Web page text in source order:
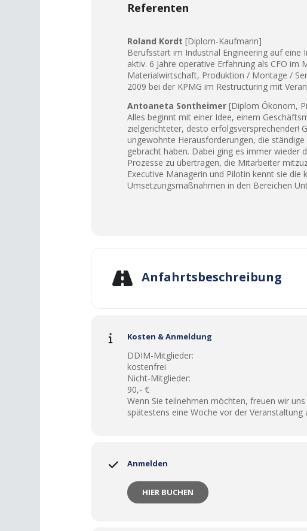
Referenten
Roland Kordt [Diplom-Kaufmann]
Berufsstart im Industrial Engineering auf
aktiv. 6 Jahre operative Erfahrung als CFO
Materialwirtschaft, Produktion / Montage /
2009 bei der KPMG im Restructuring mit
Antoaneta Sontheimer [Diplom Ökonom,
Alles beginnt mit einer Idee, einem
zielgerichteter, desto erfolgsversprechender!
ungewohnte Herausforderungen, die
gebracht haben. Dabei ging es immer wieder
Prozesse zu übertragen, die Mitarbeiter
Executive Managerin und Pilotin kennt sie
Umsetzungsmaßnahmen in den Bereichen
Anfahrtsbeschreibung
Kosten & Anmeldung
DDIM-Mitglieder:
kostenfrei
Nicht-Mitglieder:
90,- €
Wenn Sie teilnehmen möchten, freuen wir
spätestens eine Woche vor der Veranstaltung
Anmelden
HIER BUCHEN